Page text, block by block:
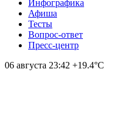
Инфографика
Афиша
Тесты
Вопрос-ответ
Пресс-центр
06 августа 23:42 +19.4°С